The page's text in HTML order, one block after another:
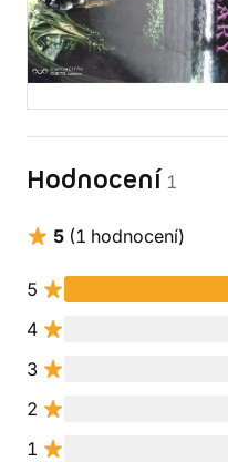
Hodnocení 1
5 (1 hodnocení)
5
4
3
2
1